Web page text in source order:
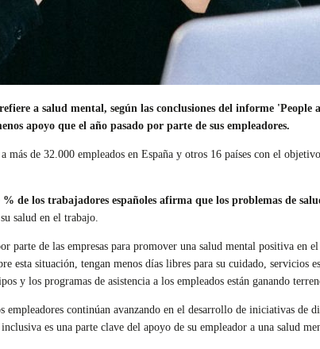
a salud mental, según las conclusiones del informe
apoyo que el año pasado por parte de sus empleadores.
de 32.000 empleados en España y otros 16 países con el
% de los trabajadores españoles afirma que los problemas de
salud en el trabajo.
parte de las empresas para promover una salud mental positiva en
esta situación, tengan menos días libres para su cuidado, servicios
y los programas de asistencia a los empleados están ganando
continúan avanzando en el desarrollo de iniciativas de
es una parte clave del apoyo de su empleador a una salud